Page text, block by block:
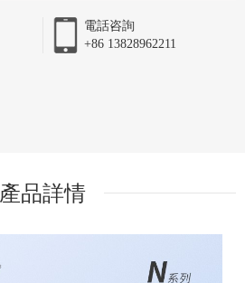
電話咨詢
+86 13828962211
產品詳情